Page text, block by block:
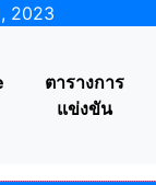
2023
ตารางการ
แข่งขัน